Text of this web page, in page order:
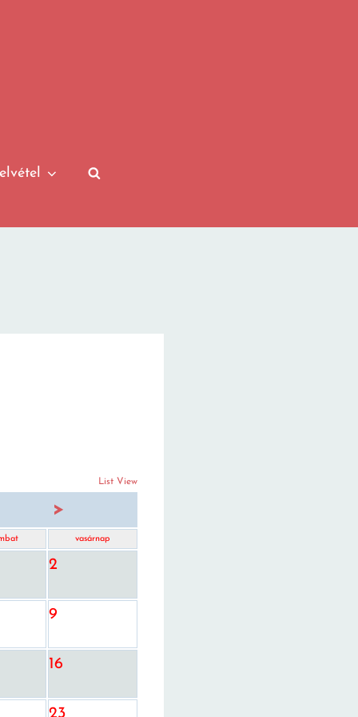
List View
>
vasárnap
2
9
16
23